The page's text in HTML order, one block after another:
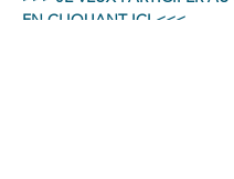
EN CLIQUANT ICI <<<